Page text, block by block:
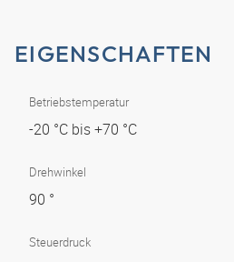
EIGENSCHAFTEN
Betriebstemperatur
-20 °C bis +70 °C
Drehwinkel
90 °
Steuerdruck